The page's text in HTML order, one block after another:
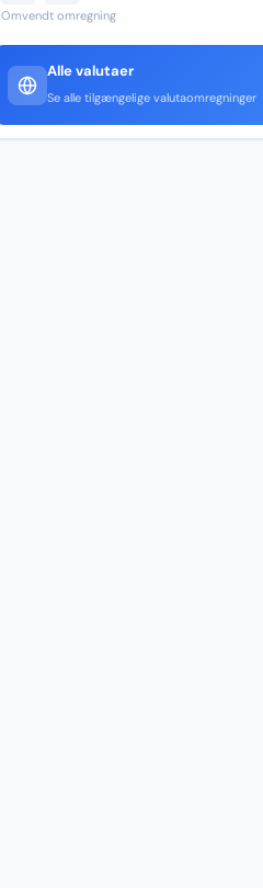
Omvendt omregning
Alle valutaer
Se alle tilgængelige valutaomregninger